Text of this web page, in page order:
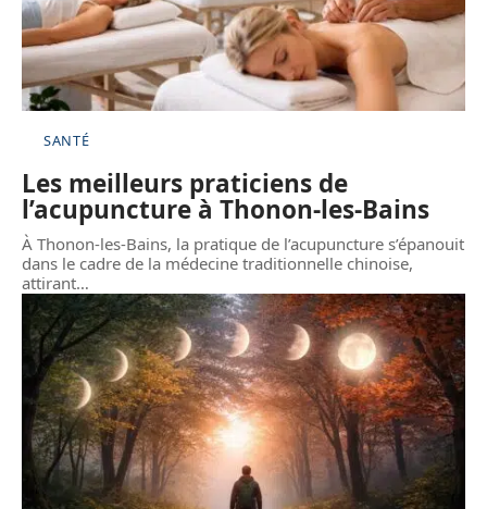
SANTÉ
Les meilleurs praticiens de
l’acupuncture à Thonon-les-Bains
À Thonon-les-Bains, la pratique de l’acupuncture s’épanouit
dans le cadre de la médecine traditionnelle chinoise,
attirant…